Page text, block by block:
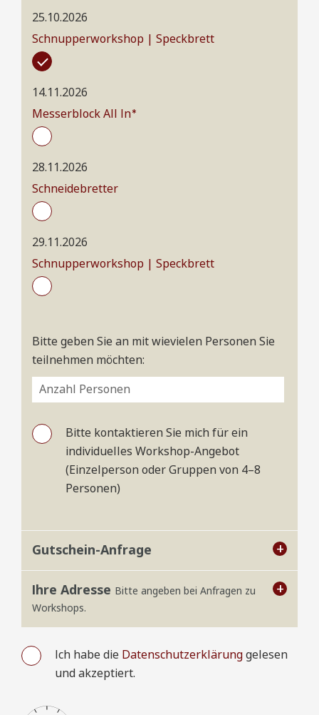
25.10.2026
Schnupperworkshop | Speckbrett
14.11.2026
Messerblock All In*
28.11.2026
Schneidebretter
29.11.2026
Schnupperworkshop | Speckbrett
Bitte geben Sie an mit wievielen Personen Sie
teilnehmen möchten:
Bitte kontaktieren Sie mich für ein
individuelles Workshop-Angebot
(Einzelperson oder Gruppen von 4–8
Personen)
Gutschein-Anfrage
Bitte geben Sie bei Bestellung eines Wertgutscheins
den gewünschten Wert in € an:
Ihre Adresse Bitte angeben bei Anfragen zu
Workshops.
Ich habe die Datenschutzerklärung gelesen
und akzeptiert.